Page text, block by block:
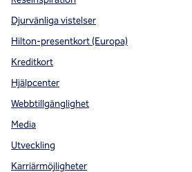
Djurvänliga vistelser
Hilton-presentkort (Europa)
Kreditkort
Hjälpcenter
Webbtillgänglighet
Media
Utveckling
Karriärmöjligheter